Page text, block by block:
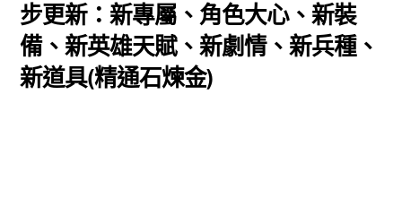
步更新：新專屬、角色大心、新裝
備、新英雄天賦、新劇情、新兵種、
新道具(精通石煉金)